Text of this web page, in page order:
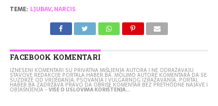
TEME: LJUBAV, NARCIS
FACEBOOK KOMENTARI
IZNESENI KOMENTARI SU PRIVATNA MIŠLJENJA AUTORA I NE ODRAŽAVAJU
STAVOVE REDAKCIJE PORTALA HABER.BA. MOLIMO AUTORE KOMENTARA DA SE
SUZDRŽE OD VRIJEĐANJA, PSOVANJA I VULGARNOG IZRAŽAVANJA. PORTAL
HABER.BA ZADRŽAVA PRAVO DA OBRIŠE KOMENTAR BEZ PRETHODNE NAJAVE I
OBJAŠNJENJA -VIŠE O USLOVIMA KORIŠTENJA...